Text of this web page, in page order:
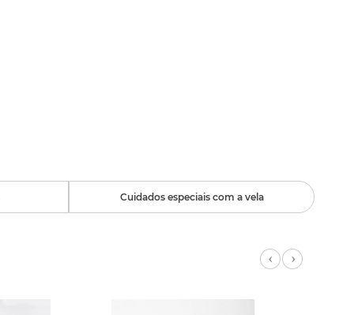
Cuidados especiais com a vela
Previous
Next